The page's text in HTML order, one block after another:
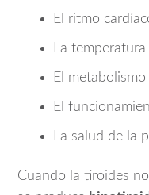
El ritmo
La temperatura
El
El
La salud de la
Cuando la tiroides